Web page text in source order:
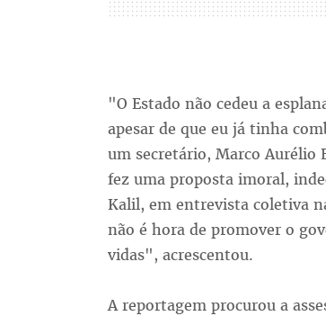
"O Estado não cedeu a
apesar de que eu já tinha
um secretário, Marco Aurélio
fez uma proposta imoral,
Kalil, em entrevista coletiva
não é hora de promover o
vidas", acrescentou.
A reportagem procurou a